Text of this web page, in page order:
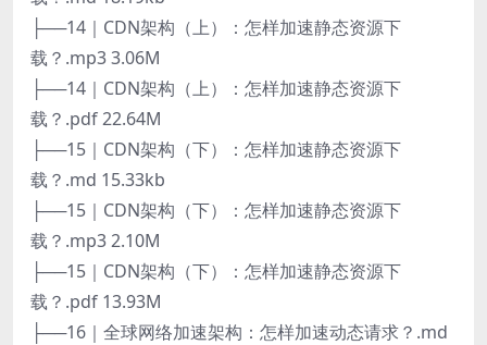
├──14｜CDN架构（上）：怎样加速静态资源下
载？.mp3 3.06M
├──14｜CDN架构（上）：怎样加速静态资源下
载？.pdf 22.64M
├──15｜CDN架构（下）：怎样加速静态资源下
载？.md 15.33kb
├──15｜CDN架构（下）：怎样加速静态资源下
载？.mp3 2.10M
├──15｜CDN架构（下）：怎样加速静态资源下
载？.pdf 13.93M
├──16｜全球网络加速架构：怎样加速动态请求？.md